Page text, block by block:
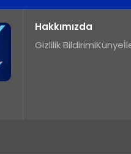
Hakkımızda
Gizlilik BildirimiKünye